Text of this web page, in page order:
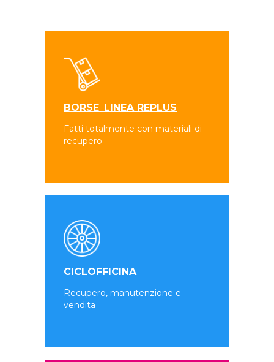
BORSE_LINEA REPLUS
Fatti totalmente con materiali di
recupero
CICLOFFICINA
Recupero, manutenzione e
vendita